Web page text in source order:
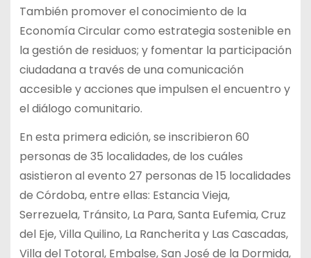
También promover el conocimiento de la
Economía Circular como estrategia sostenible en
la gestión de residuos; y fomentar la participación
ciudadana a través de una comunicación
accesible y acciones que impulsen el encuentro y
el diálogo comunitario.
En esta primera edición, se inscribieron 60
personas de 35 localidades, de los cuáles
asistieron al evento 27 personas de 15 localidades
de Córdoba, entre ellas: Estancia Vieja,
Serrezuela, Tránsito, La Para, Santa Eufemia, Cruz
del Eje, Villa Quilino, La Rancherita y Las Cascadas,
Villa del Totoral, Embalse, San José de la Dormida,